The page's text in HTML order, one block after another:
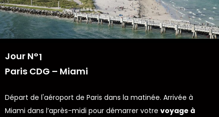
Jour N°1
Paris CDG – Miami
Départ de l'aéroport de Paris dans la matinée. Arrivée à
Miami dans l’après-midi pour démarrer votre voyage à